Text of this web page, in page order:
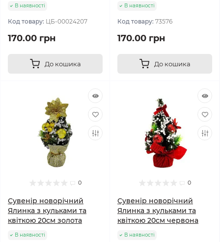
В наявності
Код товару: ЦБ-00024207
170.00 грн
До кошика
В наявності
Код товару: 73576
170.00 грн
До кошика
0
Сувенір новорічний
Ялинка з кульками та
квіткою 20см золота
В наявності
0
Сувенір новорічний
Ялинка з кульками та
квіткою 20см червона
В наявності